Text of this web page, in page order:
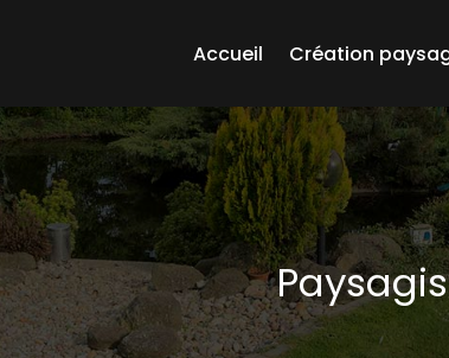
Accueil
Création